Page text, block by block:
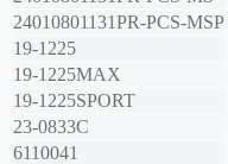
24010801131PR-PCS-MSP
19-1225
19-1225MAX
19-1225SPORT
23-0833C
6110041